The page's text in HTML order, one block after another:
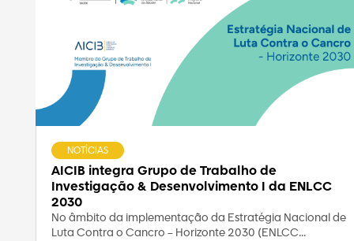
AICIB integra Grupo de Trabalho de
Investigação & Desenvolvimento I da ENLCC
2030
NOTÍCIAS
No âmbito da implementação da Estratégia Nacional de
Luta Contra o Cancro – Horizonte 2030 (ENLCC...